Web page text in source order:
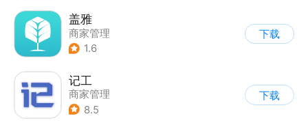
盖雅
商家管理
1.6
下载
记工
商家管理
8.5
下载